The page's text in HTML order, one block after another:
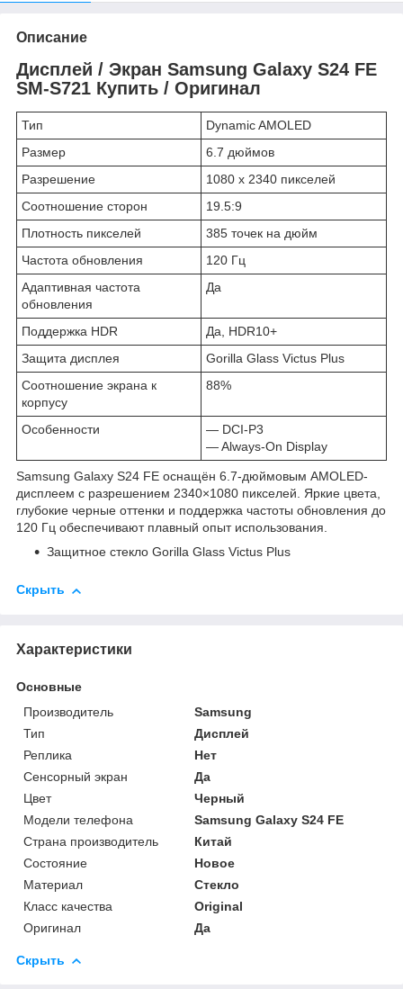
Описание
Дисплей / Экран Samsung Galaxy S24 FE
SM-S721 Купить / Оригинал
Тип
Dynamic AMOLED
Размер
6.7 дюймов
Разрешение
1080 x 2340 пикселей
Соотношение сторон
19.5:9
Плотность пикселей
385 точек на дюйм
Частота обновления
120 Гц
Адаптивная частота
обновления
Да
Поддержка HDR
Да, HDR10+
Защита дисплея
Gorilla Glass Victus Plus
Соотношение экрана к
корпусу
88%
Особенности
— DCI-P3
— Always-On Display
Samsung Galaxy S24 FE оснащён 6.7-дюймовым AMOLED-
дисплеем с разрешением 2340×1080 пикселей. Яркие цвета,
глубокие черные оттенки и поддержка частоты обновления до
120 Гц обеспечивают плавный опыт использования.
Защитное стекло Gorilla Glass Victus Plus
Скрыть
Характеристики
Основные
Производитель
Samsung
Тип
Дисплей
Реплика
Нет
Сенсорный экран
Да
Цвет
Черный
Модели телефона
Samsung Galaxy S24 FE
Страна производитель
Китай
Состояние
Новое
Материал
Стекло
Класс качества
Original
Оригинал
Да
Скрыть